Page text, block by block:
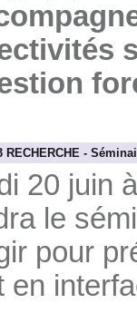
RECHERCHE -
20 juin
le
pour
en